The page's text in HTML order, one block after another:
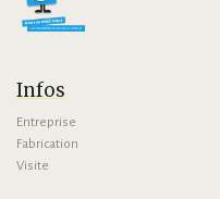
Infos
Entreprise
Fabrication
Visite